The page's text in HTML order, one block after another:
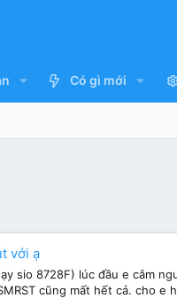
Có gì mới
với ạ
sio 8728F) lúc đầu e cắm
cũng mất hết cả. cho